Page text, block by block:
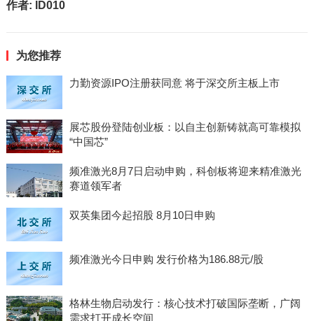
作者: ID010
为您推荐
力勤资源IPO注册获同意 将于深交所主板上市
展芯股份登陆创业板：以自主创新铸就高可靠模拟
“中国芯”
频准激光8月7日启动申购，科创板将迎来精准激光
赛道领军者
双英集团今起招股 8月10日申购
频准激光今日申购 发行价格为186.88元/股
格林生物启动发行：核心技术打破国际垄断，广阔
需求打开成长空间